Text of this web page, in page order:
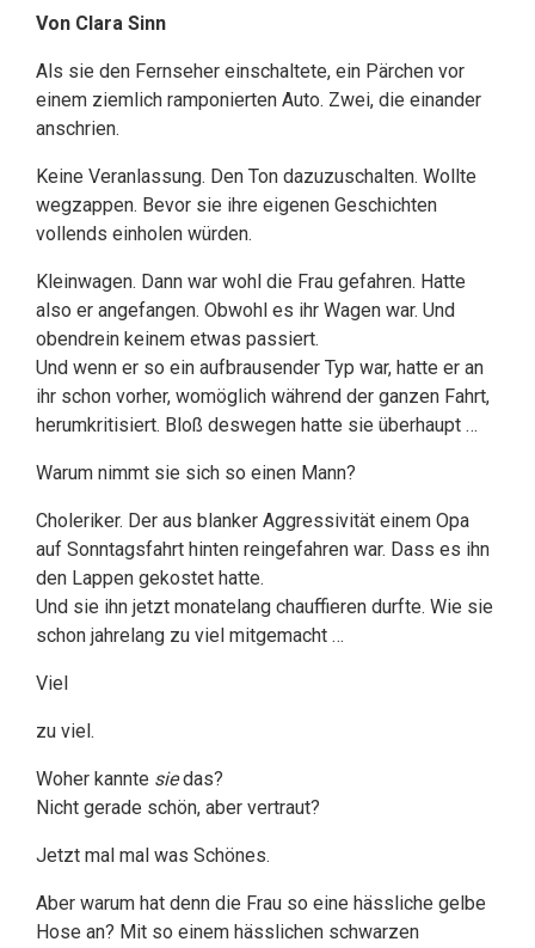
Von Clara Sinn
Als sie den Fernseher einschaltete, ein Pärchen vor
einem ziemlich ramponierten Auto. Zwei, die einander
anschrien.
Keine Veranlassung. Den Ton dazuzuschalten. Wollte
wegzappen. Bevor sie ihre eigenen Geschichten
vollends einholen würden.
Kleinwagen. Dann war wohl die Frau gefahren. Hatte
also er angefangen. Obwohl es ihr Wagen war. Und
obendrein keinem etwas passiert.
Und wenn er so ein aufbrausender Typ war, hatte er an
ihr schon vorher, womöglich während der ganzen Fahrt,
herumkritisiert. Bloß deswegen hatte sie überhaupt …
Warum nimmt sie sich so einen Mann?
Choleriker. Der aus blanker Aggressivität einem Opa
auf Sonntagsfahrt hinten reingefahren war. Dass es ihn
den Lappen gekostet hatte.
Und sie ihn jetzt monatelang chauffieren durfte. Wie sie
schon jahrelang zu viel mitgemacht …
Viel
zu viel.
Woher kannte siedas?
Nicht gerade schön, aber vertraut?
Jetzt mal mal was Schönes.
Aber warum hat denn die Frau so eine hässliche gelbe
Hose an? Mit so einem hässlichen schwarzen